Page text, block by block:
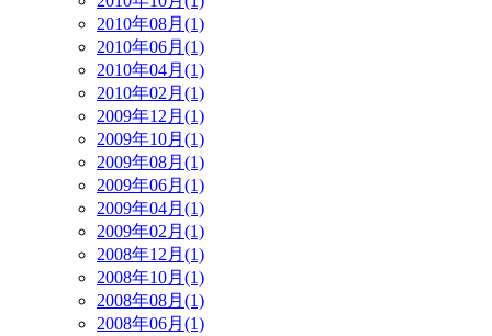
2010年08月(1)
2010年06月(1)
2010年04月(1)
2010年02月(1)
2009年12月(1)
2009年10月(1)
2009年08月(1)
2009年06月(1)
2009年04月(1)
2009年02月(1)
2008年12月(1)
2008年10月(1)
2008年08月(1)
2008年06月(1)